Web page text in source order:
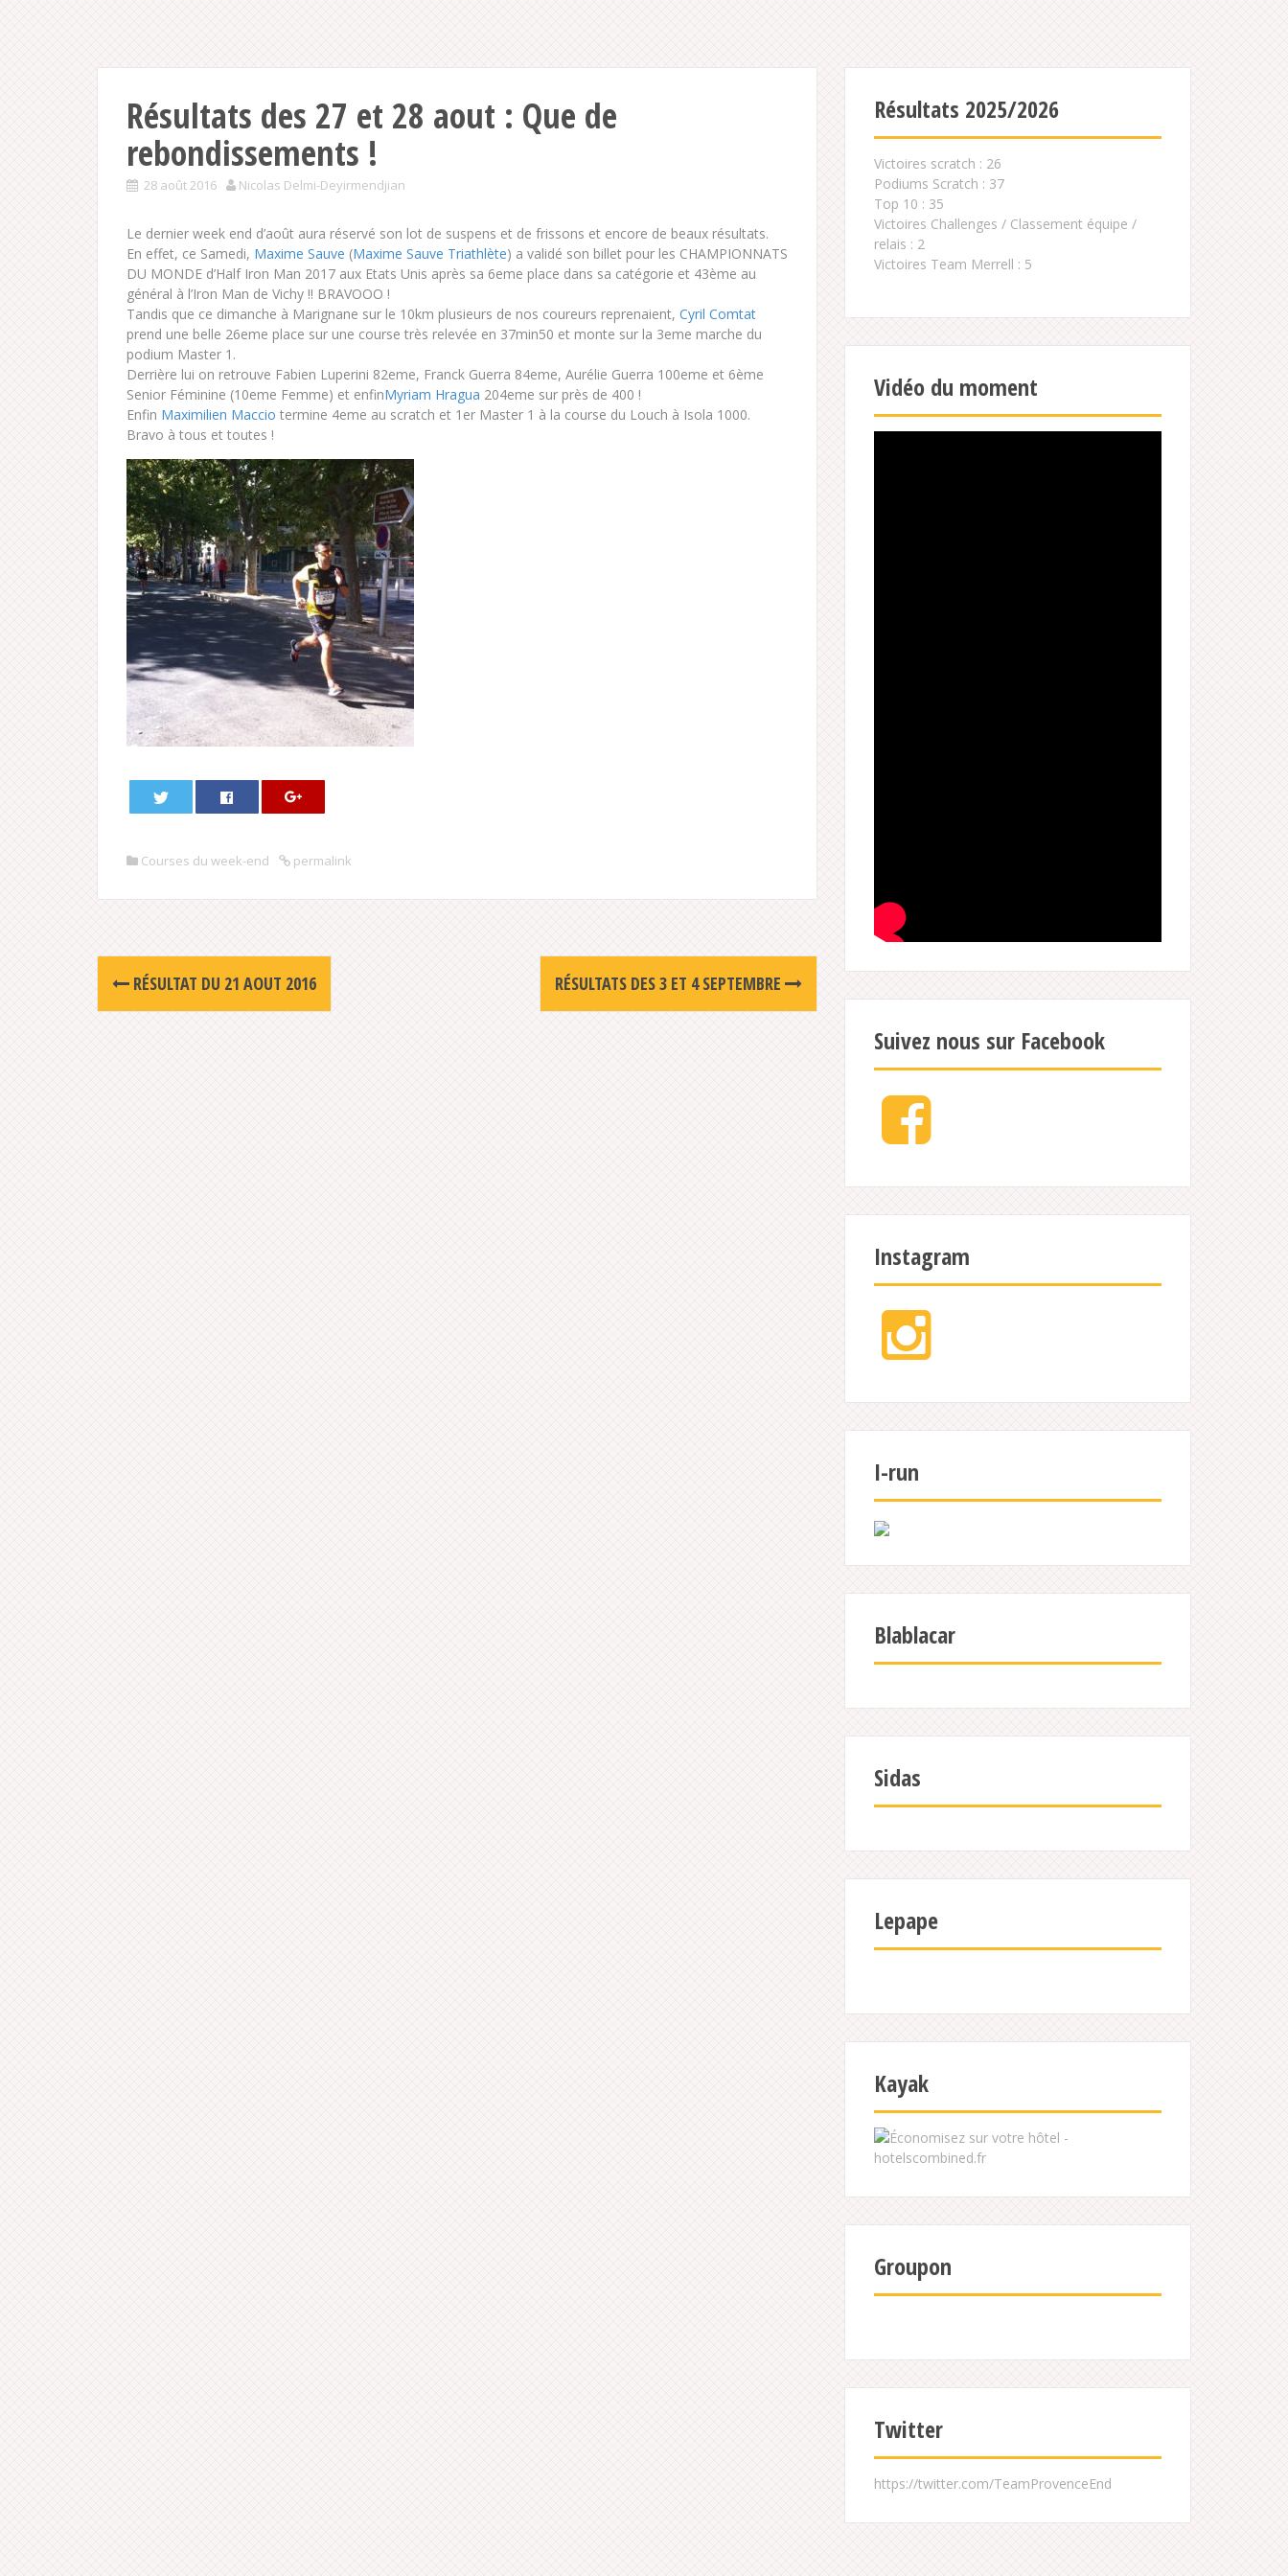
Résultats des 27 et 28 aout : Que de
rebondissements !
28 août 2016 Nicolas Delmi-Deyirmendjian
Le dernier week end d’août aura réservé son lot de suspens et de frissons et encore de beaux résultats.
En effet, ce Samedi, Maxime Sauve (Maxime Sauve Triathlète) a validé son billet pour les CHAMPIONNATS
DU MONDE d’Half Iron Man 2017 aux Etats Unis après sa 6eme place dans sa catégorie et 43ème au
général à l’Iron Man de Vichy !! BRAVOOO !
Tandis que ce dimanche à Marignane sur le 10km plusieurs de nos coureurs reprenaient, Cyril Comtat
prend une belle 26eme place sur une course très relevée en 37min50 et monte sur la 3eme marche du
podium Master 1.
Derrière lui on retrouve Fabien Luperini 82eme, Franck Guerra 84eme, Aurélie Guerra 100eme et 6ème
Senior Féminine (10eme Femme) et enfinMyriam Hragua 204eme sur près de 400 !
Enfin Maximilien Maccio termine 4eme au scratch et 1er Master 1 à la course du Louch à Isola 1000.
Bravo à tous et toutes !
Courses du week-end permalink
Post
navigation
RÉSULTAT DU 21 AOUT 2016 RÉSULTATS DES 3 ET 4 SEPTEMBRE
Résultats 2025/2026
Victoires scratch : 26
Podiums Scratch : 37
Top 10 : 35
Victoires Challenges / Classement équipe /
relais : 2
Victoires Team Merrell : 5
Vidéo du moment
Suivez nous sur Facebook
Facebook
Instagram
Instagram
I-run
Blablacar
Sidas
Lepape
Kayak
Groupon
Twitter
https://twitter.com/TeamProvenceEnd